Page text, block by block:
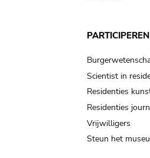
PARTICIPEREN
Scientist in
Residenties
Residenties
Vrijwilligers
Steun het